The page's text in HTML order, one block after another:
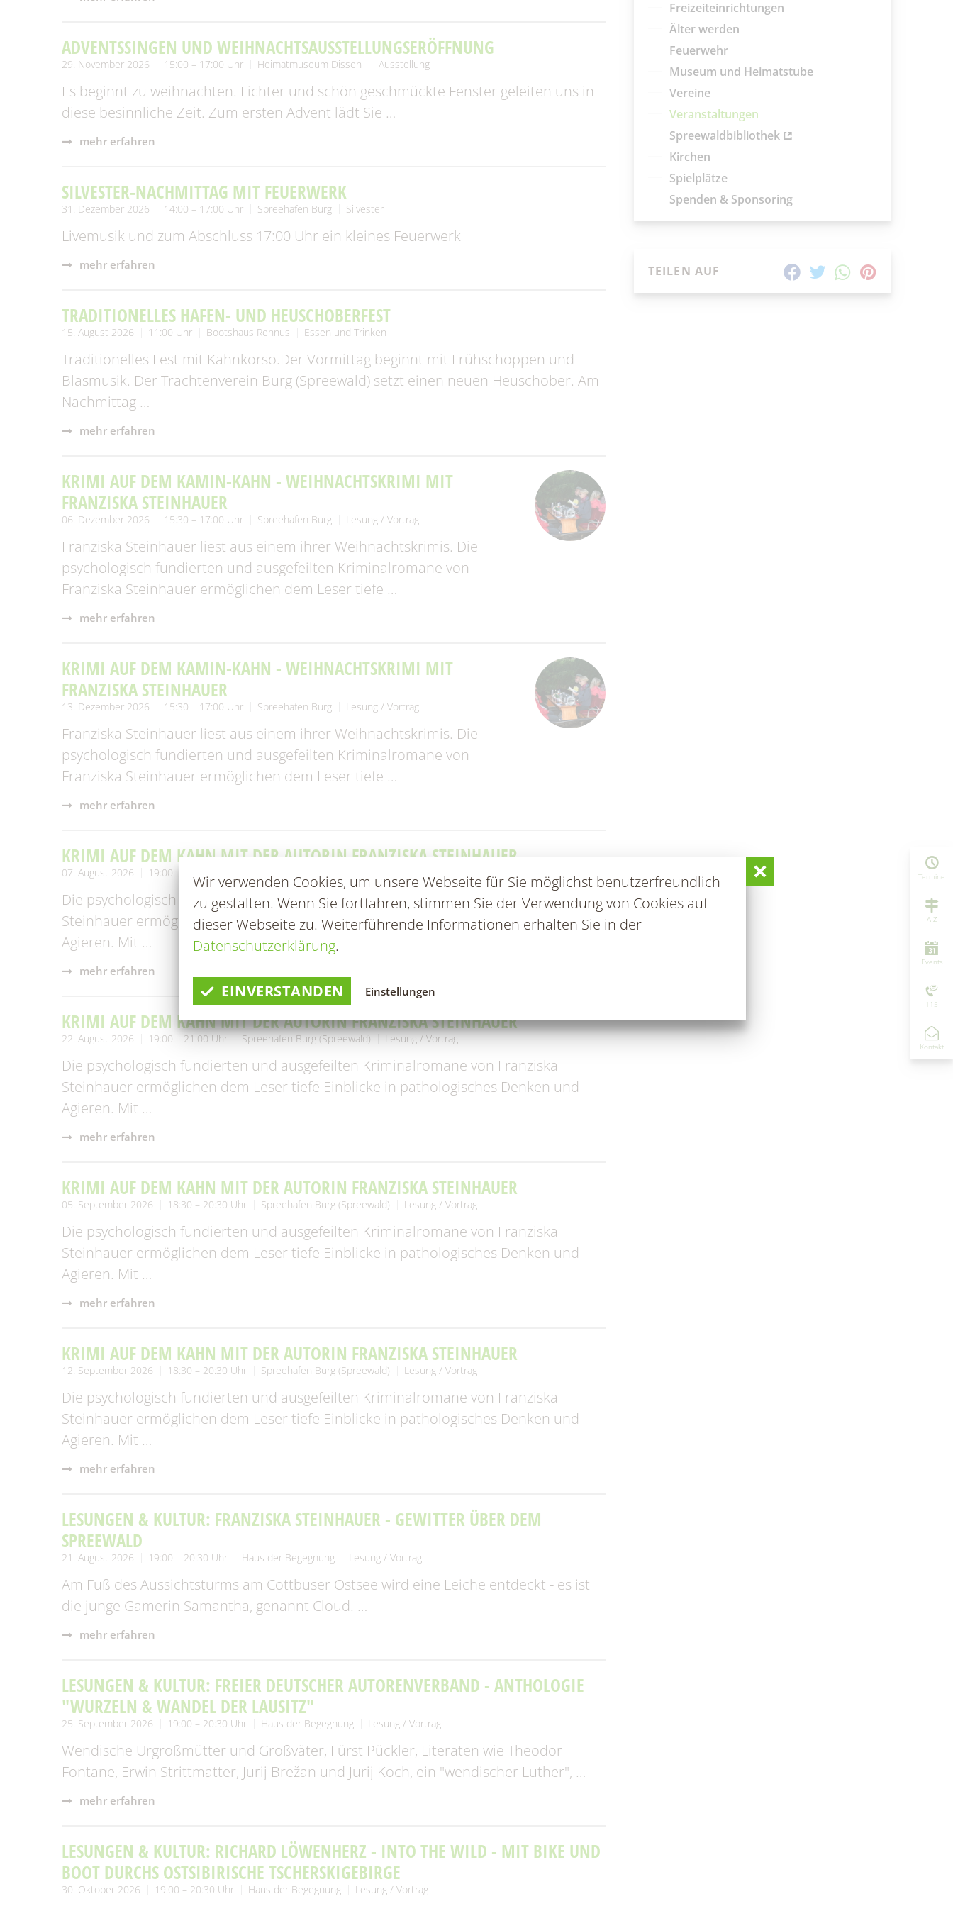
Wir verwenden Cookies, um unsere Webseite für Sie möglichst benutzerfreundlich
zu gestalten. Wenn Sie fortfahren, stimmen Sie der Verwendung von Cookies auf
dieser Webseite zu. Weiterführende Informationen erhalten Sie in der
Datenschutzerklärung.
EINVERSTANDEN Einstellungen
ADVENTSSINGEN UND WEIHNACHTSAUSSTELLUNGSERÖFFNUNG
29. November 2026 15:00 – 17:00 Uhr Heimatmuseum Dissen Ausstellung
Es beginnt zu weihnachten. Lichter und schön geschmückte Fenster geleiten uns in
diese besinnliche Zeit. Zum ersten Advent lädt Sie …
mehr erfahren
SILVESTER-NACHMITTAG MIT FEUERWERK
31. Dezember 2026 14:00 – 17:00 Uhr Spreehafen Burg Silvester
Livemusik und zum Abschluss 17:00 Uhr ein kleines Feuerwerk
mehr erfahren
TRADITIONELLES HAFEN- UND HEUSCHOBERFEST
15. August 2026 11:00 Uhr Bootshaus Rehnus Essen und Trinken
Traditionelles Fest mit Kahnkorso.Der Vormittag beginnt mit Frühschoppen und
Blasmusik. Der Trachtenverein Burg (Spreewald) setzt einen neuen Heuschober. Am
Nachmittag …
mehr erfahren
KRIMI AUF DEM KAMIN-KAHN - WEIHNACHTSKRIMI MIT
FRANZISKA STEINHAUER
06. Dezember 2026 15:30 – 17:00 Uhr Spreehafen Burg Lesung / Vortrag
Franziska Steinhauer liest aus einem ihrer Weihnachtskrimis. Die
psychologisch fundierten und ausgefeilten Kriminalromane von
Franziska Steinhauer ermöglichen dem Leser tiefe …
mehr erfahren
KRIMI AUF DEM KAMIN-KAHN - WEIHNACHTSKRIMI MIT
FRANZISKA STEINHAUER
13. Dezember 2026 15:30 – 17:00 Uhr Spreehafen Burg Lesung / Vortrag
Franziska Steinhauer liest aus einem ihrer Weihnachtskrimis. Die
psychologisch fundierten und ausgefeilten Kriminalromane von
Franziska Steinhauer ermöglichen dem Leser tiefe …
mehr erfahren
KRIMI AUF DEM KAHN MIT DER AUTORIN FRANZISKA STEINHAUER
07. August 2026 19:00 – 21:00 Uhr
Die psychologisch fundierten und ausgefeilten Kriminalromane von Franziska
Steinhauer ermöglichen dem Leser tiefe Einblicke in pathologisches Denken und
Agieren. Mit …
mehr erfahren
KRIMI AUF DEM KAHN MIT DER AUTORIN FRANZISKA STEINHAUER
22. August 2026 19:00 – 21:00 Uhr Spreehafen Burg (Spreewald) Lesung / Vortrag
Die psychologisch fundierten und ausgefeilten Kriminalromane von Franziska
Steinhauer ermöglichen dem Leser tiefe Einblicke in pathologisches Denken und
Agieren. Mit …
mehr erfahren
KRIMI AUF DEM KAHN MIT DER AUTORIN FRANZISKA STEINHAUER
05. September 2026 18:30 – 20:30 Uhr Spreehafen Burg (Spreewald) Lesung / Vortrag
Die psychologisch fundierten und ausgefeilten Kriminalromane von Franziska
Steinhauer ermöglichen dem Leser tiefe Einblicke in pathologisches Denken und
Agieren. Mit …
mehr erfahren
KRIMI AUF DEM KAHN MIT DER AUTORIN FRANZISKA STEINHAUER
12. September 2026 18:30 – 20:30 Uhr Spreehafen Burg (Spreewald) Lesung / Vortrag
Die psychologisch fundierten und ausgefeilten Kriminalromane von Franziska
Steinhauer ermöglichen dem Leser tiefe Einblicke in pathologisches Denken und
Agieren. Mit …
mehr erfahren
LESUNGEN & KULTUR: FRANZISKA STEINHAUER - GEWITTER ÜBER DEM
SPREEWALD
21. August 2026 19:00 – 20:30 Uhr Haus der Begegnung Lesung / Vortrag
Am Fuß des Aussichtsturms am Cottbuser Ostsee wird eine Leiche entdeckt - es ist
die junge Gamerin Samantha, genannt Cloud. …
mehr erfahren
LESUNGEN & KULTUR: FREIER DEUTSCHER AUTORENVERBAND - ANTHOLOGIE
"WURZELN & WANDEL DER LAUSITZ"
25. September 2026 19:00 – 20:30 Uhr Haus der Begegnung Lesung / Vortrag
Wendische Urgroßmütter und Großväter, Fürst Pückler, Literaten wie Theodor
Fontane, Erwin Strittmatter, Jurij Brežan und Jurij Koch, ein "wendischer Luther", …
mehr erfahren
LESUNGEN & KULTUR: RICHARD LÖWENHERZ - INTO THE WILD - MIT BIKE UND
BOOT DURCHS OSTSIBIRISCHE TSCHERSKIGEBIRGE
30. Oktober 2026 19:00 – 20:30 Uhr Haus der Begegnung Lesung / Vortrag
aktuelle und laufende Veranstaltungen
SUCHBEGRIFF
ORT
SUCHEN
Freizeiteinrichtungen
Älter werden
Feuerwehr
Museum und Heimatstube
Vereine
Veranstaltungen
Spreewaldbibliothek
Kirchen
Spielplätze
Spenden & Sponsoring
TEILEN AUF
Termine
A-Z
Events
115
Kontakt